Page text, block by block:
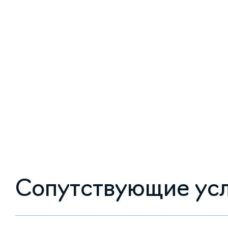
Сопутствующие